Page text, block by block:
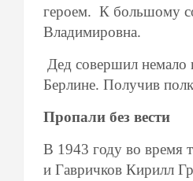
героем. К большому
Владимировна.
Дед совершил немало
Берлине. Получив
Пропали без вести
В 1943 году во время
и Гавричков Кирилл